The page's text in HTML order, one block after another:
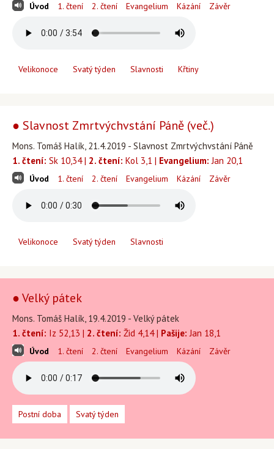
Úvod 1. čtení 2. čtení Evangelium Kázání Závěr
Velikonoce Svatý týden Slavnosti Křtiny
● Slavnost Zmrtvýchvstání Páně (več.)
Mons. Tomáš Halík, 21.4.2019 - Slavnost Zmrtvýchvstání Páně
1. čtení: Sk 10,34 | 2. čtení: Kol 3,1 | Evangelium: Jan 20,1
Úvod 1. čtení 2. čtení Evangelium Kázání Závěr
Velikonoce Svatý týden Slavnosti
● Velký pátek
Mons. Tomáš Halík, 19.4.2019 - Velký pátek
1. čtení: Iz 52,13 | 2. čtení: Žid 4,14 | Pašije: Jan 18,1
Úvod 1. čtení 2. čtení Evangelium Kázání Závěr
Postní doba Svatý týden